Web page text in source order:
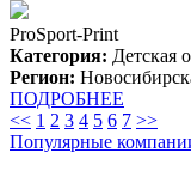
ProSport-Print
Категория: Детская
Регион:
ПОДРОБНЕЕ
<< 1 2 3 4 5 6 7 >>
Популярные